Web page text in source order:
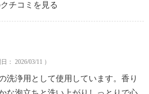
チコミを見る
： 2026/03/11 ）
洗浄用として使用しています。香り